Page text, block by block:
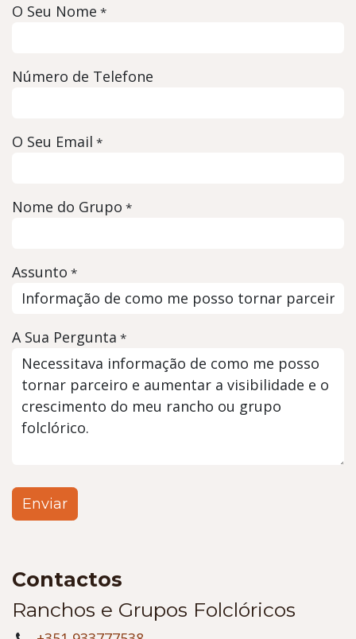
O Seu Nome *
Número de Telefone
O Seu Email *
Nome do Grupo *
Assunto *
A Sua Pergunta *
Enviar
Contactos
Ranchos e Grupos Folclóricos